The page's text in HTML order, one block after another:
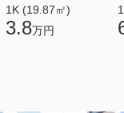
1K (19.87㎡)
3.8万円